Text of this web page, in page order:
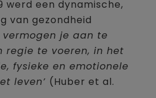
werd een dynamische,
van gezondheid
je aan te
regie te voeren, in het
fysieke en emotionele
leven’ (Huber et al.